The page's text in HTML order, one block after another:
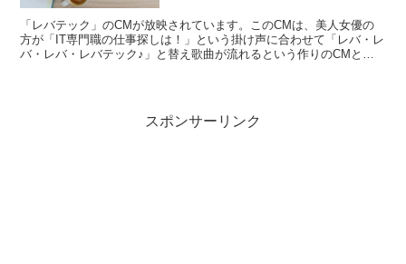
「レバテック」のCMが放映されています。このCMは、美人女優の
方が「IT専門職の仕事探しは！」という掛け声に合わせて「レバ・レ
バ・レバ・レバテック♪」と替え歌曲が流れるという作りのCMとな
スポンサーリンク